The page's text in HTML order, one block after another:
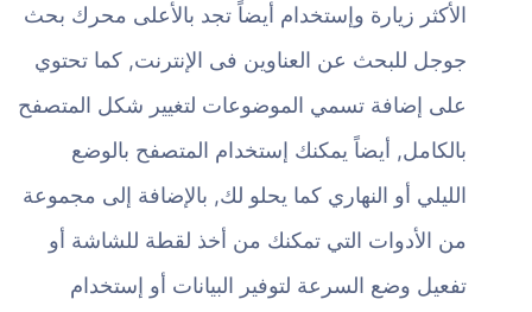
الأكثر زيارة وإستخدام أيضاً تجد بالأعلى محرك بحث
جوجل للبحث عن العناوين فى الإنترنت, كما تحتوي
على إضافة تسمي الموضوعات لتغيير شكل المتصفح
بالكامل, أيضاً يمكنك إستخدام المتصفح بالوضع
الليلي أو النهاري كما يحلو لك, بالإضافة إلى مجموعة
من الأدوات التي تمكنك من أخذ لقطة للشاشة أو
تفعيل وضع السرعة لتوفير البيانات أو إستخدام